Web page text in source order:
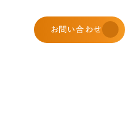
お問い合わせ